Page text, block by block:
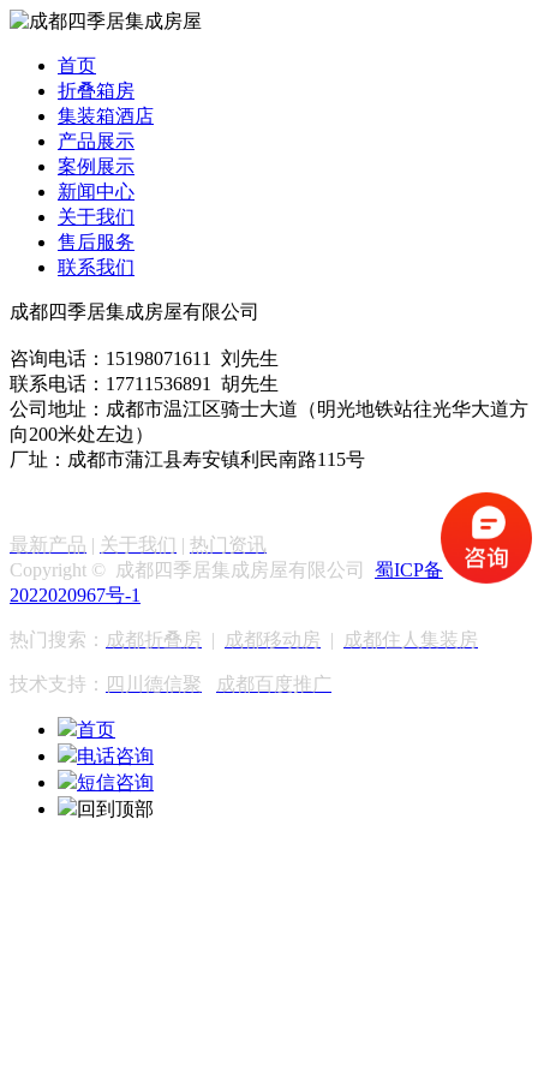
首页
折叠箱房
集装箱酒店
产品展示
案例展示
新闻中心
关于我们
售后服务
联系我们
成都四季居集成房屋有限公司
咨询电话：15198071611 刘先生
联系电话：17711536891 胡先生
公司地址：成都市温江区骑士大道（明光地铁站往光华大道方
向200米处左边）
厂址：成都市蒲江县寿安镇利民南路115号
最新产品 | 关于我们 | 热门资讯
Copyright © 成都四季居集成房屋有限公司 蜀ICP备
2022020967号-1
热门搜索： 成都折叠房 | 成都移动房 | 成都住人集装房
技术支持： 四川德信聚 成都百度推广
首页
电话咨询
短信咨询
回到顶部